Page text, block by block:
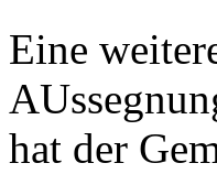
Eine
hat der